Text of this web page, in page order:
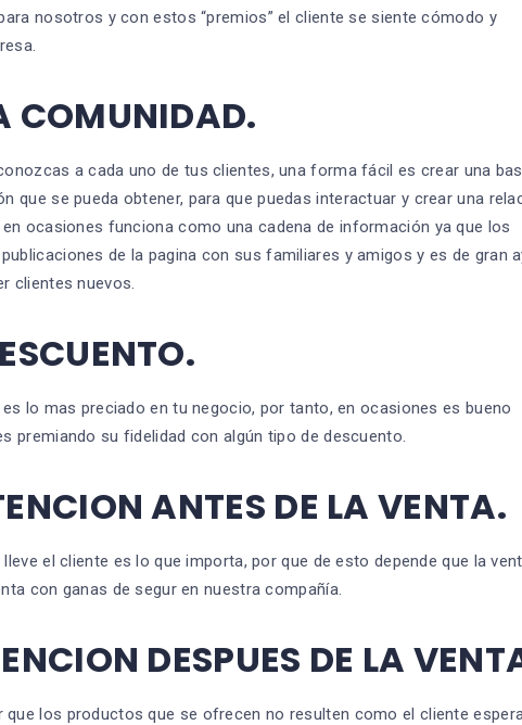
nosotros y con estos “premios” el cliente se siente cómodo y
COMUNIDAD.
a cada uno de tus clientes, una forma fácil es crear una
que se pueda obtener, para que puedas interactuar y crear una
ocasiones funciona como una cadena de información ya que los
de la pagina con sus familiares y amigos y es de gran
clientes nuevos.
lo mas preciado en tu negocio, por tanto, en ocasiones es bueno
premiando su fidelidad con algún tipo de descuento.
ANTES DE LA VENTA.
el cliente es lo que importa, por que de esto depende que la
con ganas de segur en nuestra compañía.
DESPUES DE LA
que los productos que se ofrecen no resulten como el cliente